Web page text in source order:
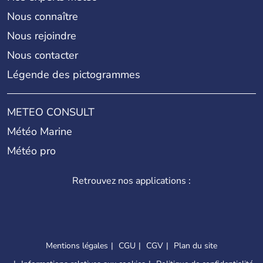
Nous connaître
Nous rejoindre
Nous contacter
Légende des pictogrammes
METEO CONSULT
Météo Marine
Météo pro
Retrouvez nos applications :
Mentions légales CGU CGV
Plan du site